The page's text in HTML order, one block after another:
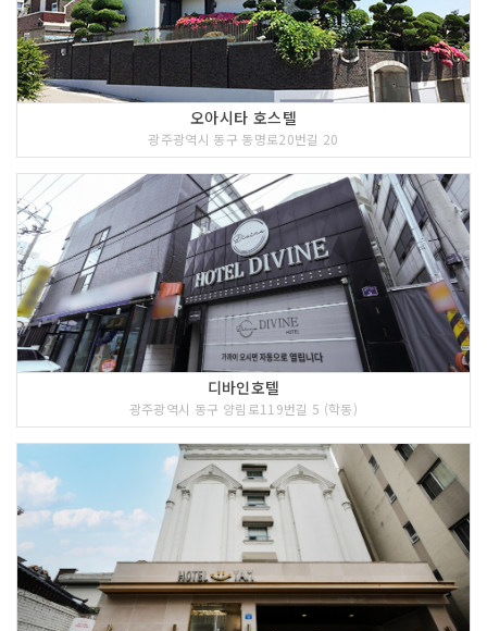
오아시타 호스텔
광주광역시 동구 동명로20번길 20
디바인호텔
광주광역시 동구 양림로119번길 5 (학동)